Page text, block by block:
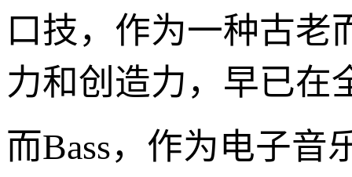
口技，作为一种古老
力和创造力，早已在
而Bass，作为电子